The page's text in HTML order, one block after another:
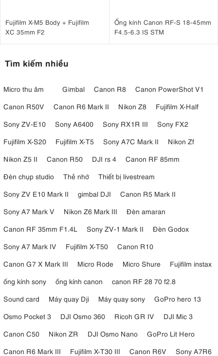
Fujifilm X-M5 Body + Fujifilm
XC 35mm F2
Ống kính Canon RF-S 18-45mm
F4.5-6.3 IS STM
Tìm kiếm nhiều
Micro thu âm Gimbal Canon R8
Canon PowerShot V1
Canon R50V
Canon R6 Mark II Nikon Z8
Fujifilm X-Half
Sony ZV-E10
Sony A6400 Sony RX1R III
Sony FX2
Fujifilm X-S20
Fujifilm X-T5 Sony A7C Mark II
Nikon Zf
Nikon Z5 II
Canon R50 DJI rs 4
Canon RF 85mm
Đèn chụp studio
Thẻ nhớ
Thiết bị livestream
Sony ZV E10 Mark II
gimbal DJI
Canon R5 Mark II
Sony A7 Mark V
Nikon Z6 Mark III
Đèn amaran
Canon RF 35mm F1.4L
Sony ZV-1 Mark II
Đèn Godox
Sony A7 Mark IV
Fujifilm X-T50
Canon R10
Canon G7 X Mark III
Micro Rode Micro Shure
Fujifilm instax
ống kính sony
ống kính canon
canon RF 28 70 f2.8
Sound card
Máy quay Dji Máy quay sony
GoPro hero 13
Osmo Pocket 3
DJI Osmo 360 Ricoh GR IV
DJI Mic 3
Canon C50
Nikon ZR DJI Osmo Nano
GoPro Lit Hero
Canon R6 Mark III
Fujifilm X-T30 III Canon R6V
Sony A7R6